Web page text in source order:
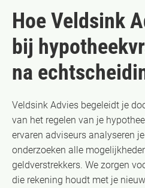
Hoe Veldsink
bij
na
Veldsink Advies begeleidt je
van het regelen van je
ervaren adviseurs analyseren
onderzoeken alle
geldverstrekkers. We zorgen
die rekening houdt met je